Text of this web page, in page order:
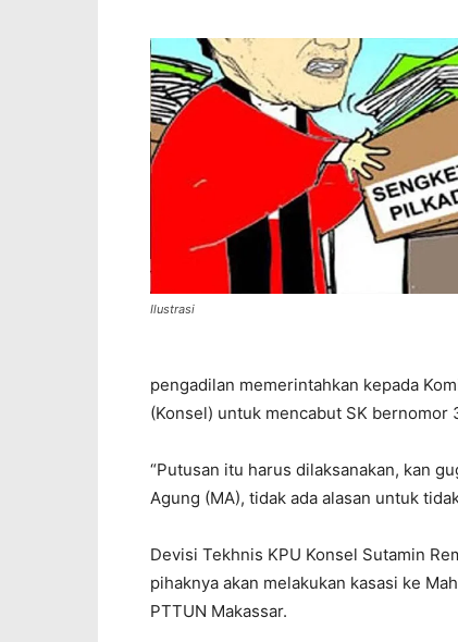
Ilustrasi
pengadilan memerintahkan kepada
(Konsel) untuk mencabut SK bernomor
“Putusan itu harus dilaksanakan, kan
Agung (MA), tidak ada alasan untuk
Devisi Tekhnis KPU Konsel Sutamin
pihaknya akan melakukan kasasi ke
PTTUN Makassar.